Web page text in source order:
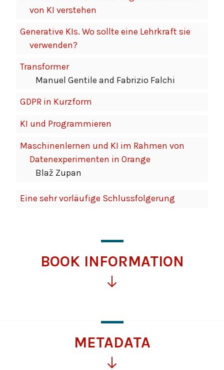
von KI verstehen
Generative KIs. Wo sollte eine Lehrkraft sie
verwenden?
Transformer
Manuel Gentile and Fabrizio Falchi
GDPR in Kurzform
KI und Programmieren
Maschinenlernen und KI im Rahmen von
Datenexperimenten in Orange
Blaž Zupan
Eine sehr vorläufige Schlussfolgerung
BOOK INFORMATION
more
information
METADATA